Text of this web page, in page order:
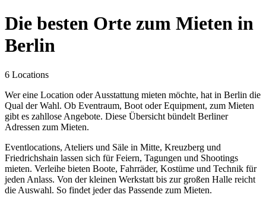
Die besten Orte zum Mieten in
Berlin
6 Locations
Wer eine Location oder Ausstattung mieten möchte, hat in Berlin die
Qual der Wahl. Ob Eventraum, Boot oder Equipment, zum Mieten
gibt es zahllose Angebote. Diese Übersicht bündelt Berliner
Adressen zum Mieten.
Eventlocations, Ateliers und Säle in Mitte, Kreuzberg und
Friedrichshain lassen sich für Feiern, Tagungen und Shootings
mieten. Verleihe bieten Boote, Fahrräder, Kostüme und Technik für
jeden Anlass. Von der kleinen Werkstatt bis zur großen Halle reicht
die Auswahl. So findet jeder das Passende zum Mieten.